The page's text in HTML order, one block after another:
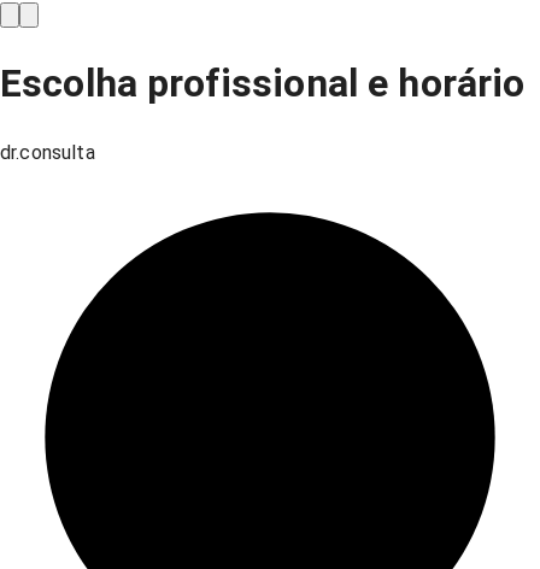
Escolha profissional e horário
dr.consulta